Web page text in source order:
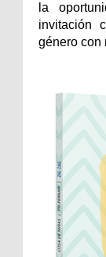
la
invitación
género con